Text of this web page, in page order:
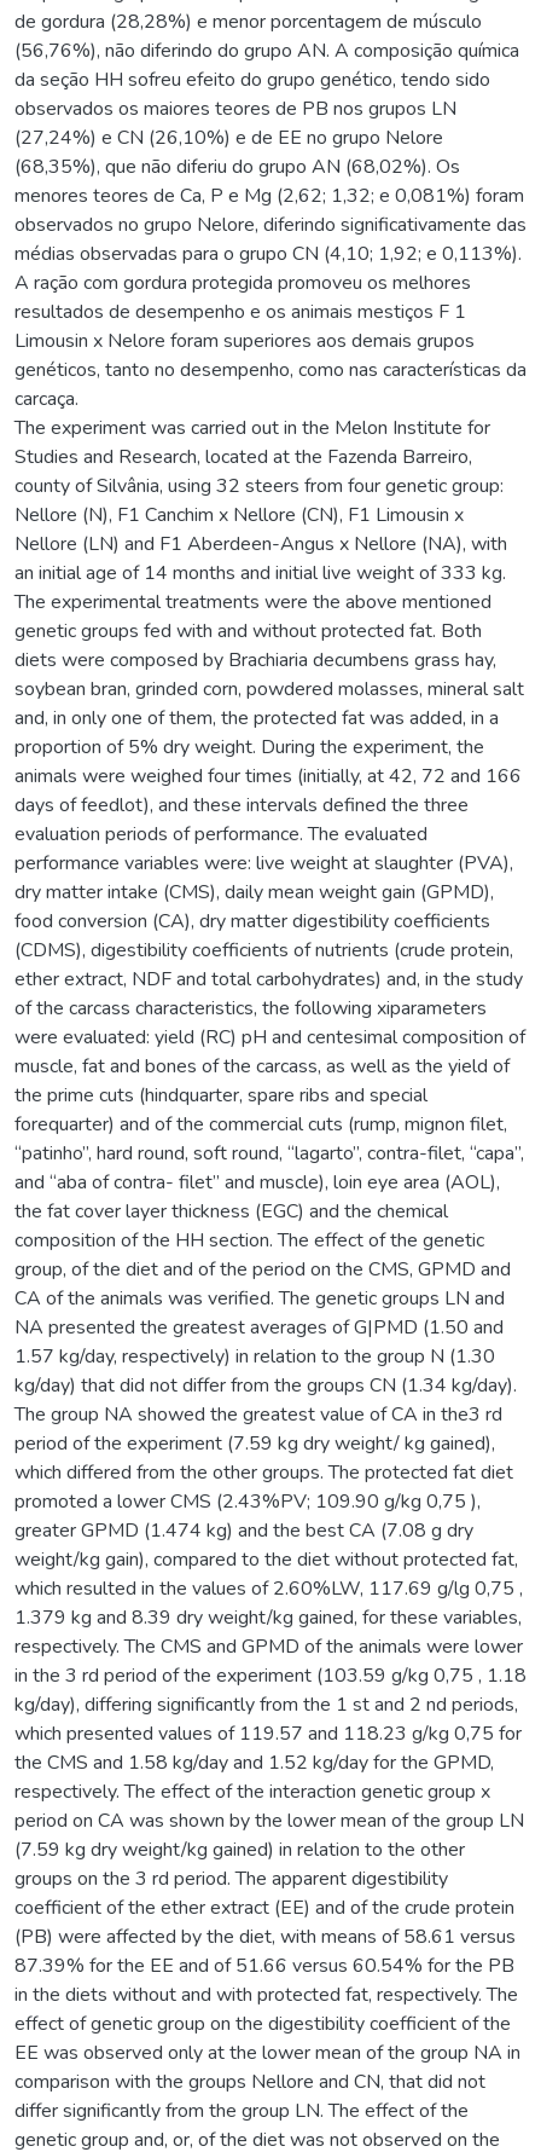
de gordura (28,28%) e menor porcentagem de músculo
(56,76%), não diferindo do grupo AN. A composição química
da seção HH sofreu efeito do grupo genético, tendo sido
observados os maiores teores de PB nos grupos LN
(27,24%) e CN (26,10%) e de EE no grupo Nelore
(68,35%), que não diferiu do grupo AN (68,02%). Os
menores teores de Ca, P e Mg (2,62; 1,32; e 0,081%) foram
observados no grupo Nelore, diferindo significativamente das
médias observadas para o grupo CN (4,10; 1,92; e 0,113%).
A ração com gordura protegida promoveu os melhores
resultados de desempenho e os animais mestiços F 1
Limousin x Nelore foram superiores aos demais grupos
genéticos, tanto no desempenho, como nas características da
carcaça.
The experiment was carried out in the Melon Institute for
Studies and Research, located at the Fazenda Barreiro,
county of Silvânia, using 32 steers from four genetic group:
Nellore (N), F1 Canchim x Nellore (CN), F1 Limousin x
Nellore (LN) and F1 Aberdeen-Angus x Nellore (NA), with
an initial age of 14 months and initial live weight of 333 kg.
The experimental treatments were the above mentioned
genetic groups fed with and without protected fat. Both
diets were composed by Brachiaria decumbens grass hay,
soybean bran, grinded corn, powdered molasses, mineral salt
and, in only one of them, the protected fat was added, in a
proportion of 5% dry weight. During the experiment, the
animals were weighed four times (initially, at 42, 72 and 166
days of feedlot), and these intervals defined the three
evaluation periods of performance. The evaluated
performance variables were: live weight at slaughter (PVA),
dry matter intake (CMS), daily mean weight gain (GPMD),
food conversion (CA), dry matter digestibility coefficients
(CDMS), digestibility coefficients of nutrients (crude protein,
ether extract, NDF and total carbohydrates) and, in the study
of the carcass characteristics, the following xiparameters
were evaluated: yield (RC) pH and centesimal composition of
muscle, fat and bones of the carcass, as well as the yield of
the prime cuts (hindquarter, spare ribs and special
forequarter) and of the commercial cuts (rump, mignon filet,
“patinho”, hard round, soft round, “lagarto”, contra-filet, “capa”,
and “aba of contra- filet” and muscle), loin eye area (AOL),
the fat cover layer thickness (EGC) and the chemical
composition of the HH section. The effect of the genetic
group, of the diet and of the period on the CMS, GPMD and
CA of the animals was verified. The genetic groups LN and
NA presented the greatest averages of G|PMD (1.50 and
1.57 kg/day, respectively) in relation to the group N (1.30
kg/day) that did not differ from the groups CN (1.34 kg/day).
The group NA showed the greatest value of CA in the3 rd
period of the experiment (7.59 kg dry weight/ kg gained),
which differed from the other groups. The protected fat diet
promoted a lower CMS (2.43%PV; 109.90 g/kg 0,75 ),
greater GPMD (1.474 kg) and the best CA (7.08 g dry
weight/kg gain), compared to the diet without protected fat,
which resulted in the values of 2.60%LW, 117.69 g/lg 0,75 ,
1.379 kg and 8.39 dry weight/kg gained, for these variables,
respectively. The CMS and GPMD of the animals were lower
in the 3 rd period of the experiment (103.59 g/kg 0,75 , 1.18
kg/day), differing significantly from the 1 st and 2 nd periods,
which presented values of 119.57 and 118.23 g/kg 0,75 for
the CMS and 1.58 kg/day and 1.52 kg/day for the GPMD,
respectively. The effect of the interaction genetic group x
period on CA was shown by the lower mean of the group LN
(7.59 kg dry weight/kg gained) in relation to the other
groups on the 3 rd period. The apparent digestibility
coefficient of the ether extract (EE) and of the crude protein
(PB) were affected by the diet, with means of 58.61 versus
87.39% for the EE and of 51.66 versus 60.54% for the PB
in the diets without and with protected fat, respectively. The
effect of genetic group on the digestibility coefficient of the
EE was observed only at the lower mean of the group NA in
comparison with the groups Nellore and CN, that did not
differ significantly from the group LN. The effect of the
genetic group and, or, of the diet was not observed on the